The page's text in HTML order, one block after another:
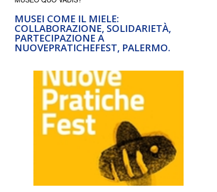
MUSEI COME IL MIELE:
COLLABORAZIONE, SOLIDARIETÀ,
PARTECIPAZIONE A
NUOVEPRATICHEFEST, PALERMO.